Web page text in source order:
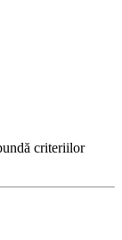
criteriilor